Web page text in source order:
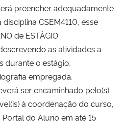
preencher adequadamente
CSEM4110, esse
de ESTÁGIO
as atividades a
durante o estágio,
empregada.
ser encaminhado pelo(s)
à coordenação do curso,
do Aluno em até 15